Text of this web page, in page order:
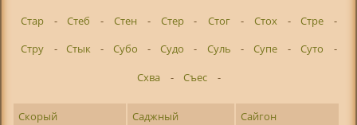
Стар
- Стеб - Стен - Стер - Стог - Стох - Стре
-
Стру
- Стык - Субо - Судо - Суль - Супе - Суто
-
Схва
- Съес -
Скорый Саджный
Сайгон